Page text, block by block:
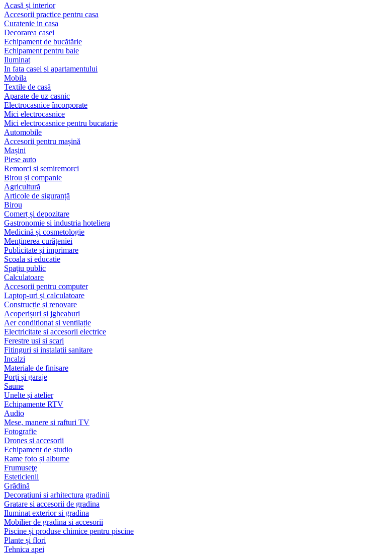
Acasă și interior
Accesorii practice pentru casa
Curatenie in casa
Decorarea casei
Echipament de bucătărie
Echipament pentru baie
Iluminat
In fata casei si apartamentului
Mobila
Textile de casă
Aparate de uz casnic
Electrocasnice încorporate
Mici electrocasnice
Mici electrocasnice pentru bucatarie
Automobile
Accesorii pentru mașină
Mașini
Piese auto
Remorci si semiremorci
Birou și companie
Agricultură
Articole de siguranță
Birou
Comerț și depozitare
Gastronomie si industria hoteliera
Medicină și cosmetologie
Menținerea curățeniei
Publicitate și imprimare
Scoala si educatie
Spațiu public
Calculatoare
Accesorii pentru computer
Laptop-uri și calculatoare
Construcție și renovare
Acoperișuri și jgheaburi
Aer condiționat și ventilație
Electricitate si accesorii electrice
Ferestre usi si scari
Fitinguri si instalatii sanitare
Incalzi
Materiale de finisare
Porți și garaje
Saune
Unelte și atelier
Echipamente RTV
Audio
Mese, manere si rafturi TV
Fotografie
Drones si accesorii
Echipament de studio
Rame foto și albume
Frumuseţe
Esteticienii
Grădină
Decoratiuni si arhitectura gradinii
Gratare si accesorii de gradina
Iluminat exterior si gradina
Mobilier de gradina si accesorii
Piscine și produse chimice pentru piscine
Plante și flori
Tehnica apei